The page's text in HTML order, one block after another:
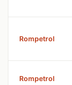
Rompetrol
Rompetrol